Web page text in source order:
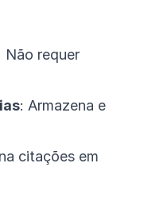
Não requer
: Armazena e
citações em